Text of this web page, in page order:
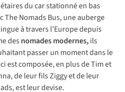
du car stationné en bas
The Nomads Bus, une auberge
à travers l’Europe depuis
des nomades modernes,ils
passer un moment dans le
est composée, en plus de Tim et
de leur fils Ziggy et de leur
est leur devise.